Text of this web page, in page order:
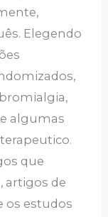
Elegendo
algumas
que
artigos de
os estudos